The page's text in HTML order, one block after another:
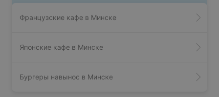
Французские кафе в Минске
Японские кафе в Минске
Бургеры навынос в Минске